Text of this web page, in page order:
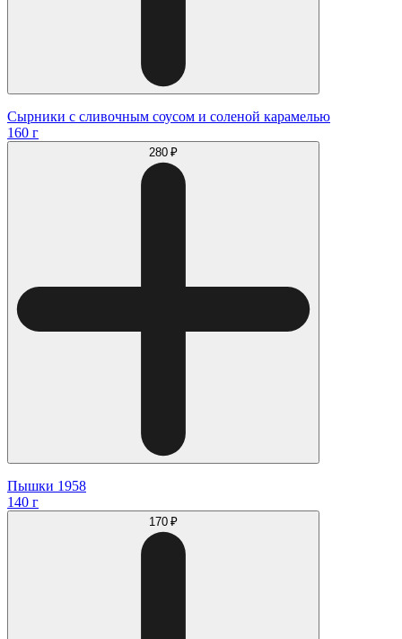
Сырники с сливочным соусом и соленой карамелью
160 г
280 ₽
Пышки 1958
140 г
170 ₽